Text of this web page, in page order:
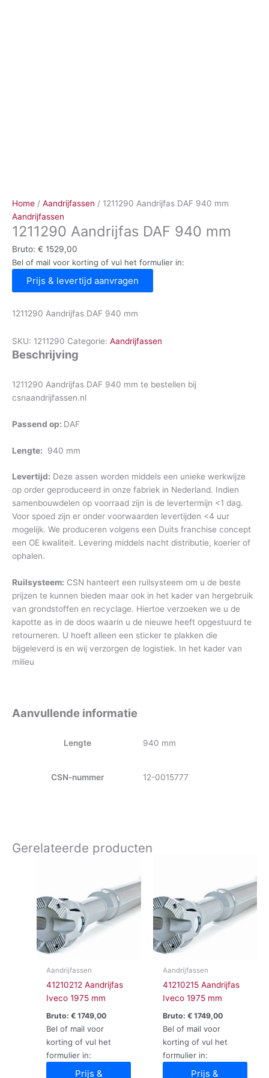
Home / Aandrijfassen / 1211290 Aandrijfas DAF 940 mm
Aandrijfassen
1211290 Aandrijfas DAF 940 mm
Bruto: € 1529,00
Bel of mail voor korting of vul het formulier in:
Prijs & levertijd aanvragen
1211290 Aandrijfas DAF 940 mm
SKU: 1211290 Categorie: Aandrijfassen
Beschrijving
1211290 Aandrijfas DAF 940 mm te bestellen bij
csnaandrijfassen.nl
Passend op: DAF
Lengte: 940 mm
Levertijd: Deze assen worden middels een unieke werkwijze
op order geproduceerd in onze fabriek in Nederland. Indien
samenbouwdelen op voorraad zijn is de levertermijn <1 dag.
Voor spoed zijn er onder voorwaarden levertijden <4 uur
mogelijk. We produceren volgens een Duits franchise concept
een OE kwaliteit. Levering middels nacht distributie, koerier of
ophalen.
Ruilsysteem: CSN hanteert een ruilsysteem om u de beste
prijzen te kunnen bieden maar ook in het kader van hergebruik
van grondstoffen en recyclage. Hiertoe verzoeken we u de
kapotte as in de doos waarin u de nieuwe heeft opgestuurd te
retourneren. U hoeft alleen een sticker te plakken die
bijgeleverd is en wij verzorgen de logistiek. In het kader van
milieu
Aanvullende informatie
Lengte 940 mm
CSN-nummer 12-0015777
Gerelateerde producten
Aandrijfassen
41210212 Aandrijfas
Iveco 1975 mm
Bruto:€ 1749,00
Bel of mail voor
korting of vul het
formulier in:
Prijs &
Aandrijfassen
41210215 Aandrijfas
Iveco 1975 mm
Bruto: €1749,00
Bel of mail voor
korting of vul het
formulier in:
Prijs &